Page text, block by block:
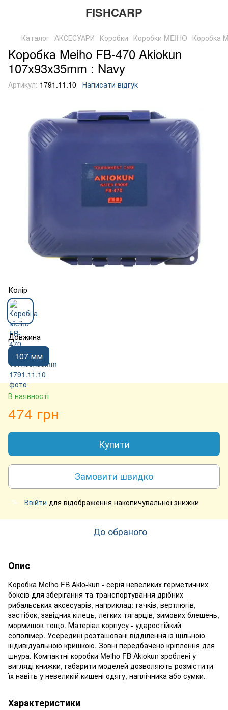
FISHCARP
Каталог АКСЕСУАРИ Коробки Коробки MEIHO Коробка
Коробка Meiho FB-470 Akiokun
107x93x35mm : Navy
Артикул: 1791.11.10 Написати відгук
Колір
Довжина
107 мм
В наявності
474 грн
Купити
Замовити швидко
% Ввійти для відображення накопичувальної знижки
До обраного
Опис
Коробка Meiho FB Akio-kun - серія невеликих герметичних
боксів для зберігання та транспортування дрібних
рибальських аксесуарів, наприклад: гачків, вертлюгів,
застібок, завідних кілець, легких тягарців, зимових блешень,
мормишок тощо. Матеріал корпусу - ударостійкий
сополімер. Усередині розташовані відділення із щільною
індивідуальною кришкою. Зовні передбачено кріплення для
шнура. Компактні коробки Meiho FB Akiokun зроблені у
вигляді книжки, габарити моделей дозволяють розмістити
їх навіть у невеликій кишені одягу, наплічника або сумки.
Характеристики